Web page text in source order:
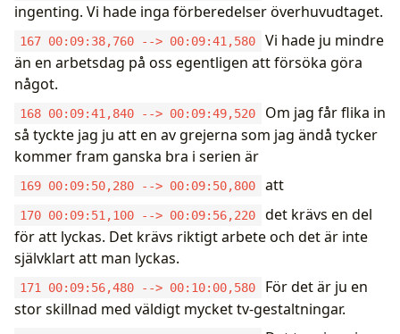
ingenting. Vi hade inga förberedelser överhuvudtaget.
167 00:09:38,760 --> 00:09:41,580
Vi hade ju mindre
än en arbetsdag på oss egentligen att försöka göra
något.
168 00:09:41,840 --> 00:09:49,520
Om jag får flika in
så tyckte jag ju att en av grejerna som jag ändå tycker
kommer fram ganska bra i serien är
169 00:09:50,280 --> 00:09:50,800 att
170 00:09:51,100 --> 00:09:56,220
det krävs en del
för att lyckas. Det krävs riktigt arbete och det är inte
självklart att man lyckas.
171 00:09:56,480 --> 00:10:00,580
För det är ju en
stor skillnad med väldigt mycket tv-gestaltningar.